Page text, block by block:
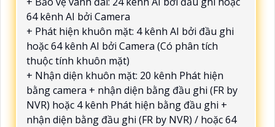
64 kênh AI bởi Camera
+ Phát hiện khuôn mặt: 4 kênh AI bởi đầu ghi
hoặc 64 kênh AI bởi Camera (Có phân tích
thuộc tính khuôn mặt)
+ Nhận diện khuôn mặt: 20 kênh Phát hiện
bằng camera + nhận diện bằng đầu ghi (FR by
NVR) hoặc 4 kênh Phát hiện bằng đầu ghi +
nhận diện bằng đầu ghi (FR by NVR) / hoặc 64